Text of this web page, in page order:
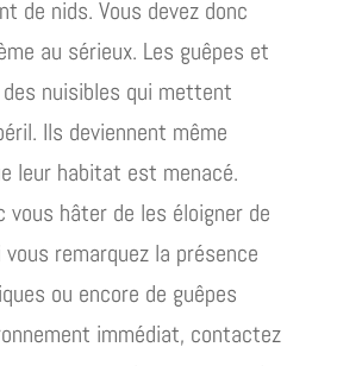
de nids. Vous devez donc
au sérieux. Les guêpes et
nuisibles qui mettent
Ils deviennent même
leur habitat est menacé.
vous hâter de les éloigner de
remarquez la présence
ou encore de guêpes
immédiat, contactez